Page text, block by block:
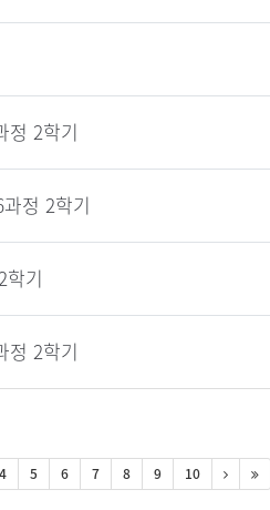
정 2학기
정 2학기
기
정 2학기
4 5 6 7 8 9 10